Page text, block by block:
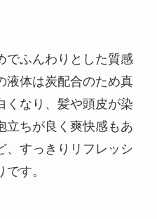
でふんわりとした質感
液体は炭配合のため真
くなり、髪や頭皮が染
立ちが良く爽快感もあ
、すっきりリフレッシ
す。